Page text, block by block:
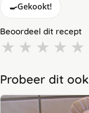
🍳Gekookt!
Beoordeel dit recept
★ ★ ★ ★ ★
Probeer dit ook